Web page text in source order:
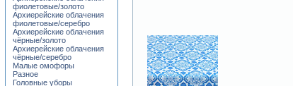
фиолетовые/золото
Архиерейские облачения
фиолетовые/серебро
Архиерейские облачения
чёрные/золото
Архиерейские облачения
чёрные/серебро
Малые омофоры
Разное
Головные уборы